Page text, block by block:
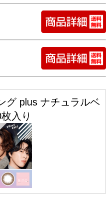
グ plus ナチュラルベ
入り